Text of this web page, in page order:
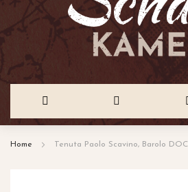
Home Tenuta Paolo Scavino, Barolo